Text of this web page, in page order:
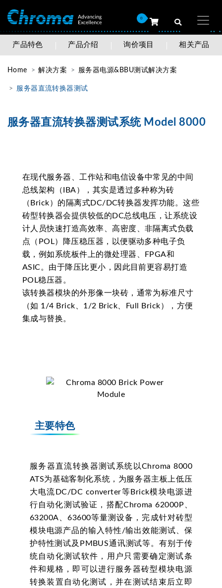
0
产品特色 产品介绍 询价项目 相关产品
Home 解决方案 服务器电源&BBU测试解决方案
服务器直流转换器测试
服务器直流转换器测试系统 Model 8000
在现代服务器、工作站和电信设备中常见的中间
总线架构（IBA），其实是透过多种称为砖
（Brick）的隔离式DC/DC转换器发挥功能。这些
砖型转换器会提供较低的DC总线电压，让系统设
计人员快速打造高效率、高密度、非隔离式负载
点（POL）降压稳压器，以便驱动多种电子负
载，例如系统板件上的微处理器、FPGA和
ASIC。由于降压比更小，因此目前更容易打造
POL稳压器。
该转换器模块的外形像一块砖，通常为标准尺寸
（如 1/4 Brick、1/2 Brick、Full Brick），方便
集成与替换。
主要特色
服务器直流转换器测试系统以Chroma 8000
ATS为基础客制化系统，为服务器主板上低压
大电流DC/DC converter等Brick模块电源进
行自动化测试验证，搭配Chroma 62000P、
63200A、63600等量测设备，完成针对砖型
模块电源产品的输入特性/输出效能测试、保
护特性测试及PMBUS通讯测试等。有别于传
统自动化测试软件，用户只需要确定测试条
件和规格，即可以进行服务器砖型模块电源
转换装置自动化测试，并在测试结束后立即